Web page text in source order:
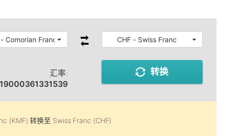
Comorian Franc CHF - Swiss Franc
汇率:
转换
(KMF) 转换至 Swiss Franc (CHF)